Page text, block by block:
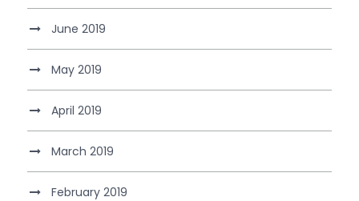
June 2019
May 2019
April 2019
March 2019
February 2019